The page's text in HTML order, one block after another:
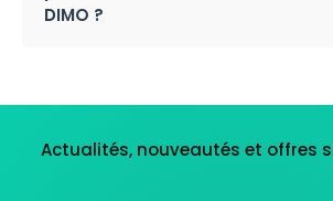
DIMO ?
Actualités, nouveautés et offres